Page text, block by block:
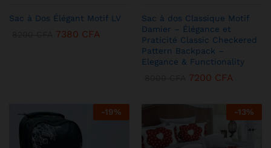
Sac à Dos Élégant Motif LV
7380 CFA
Sac à dos Classique Motif
Damier – Élégance et
Praticité Classic Checkered
Pattern Backpack –
Elegance & Functionality
7200 CFA
-19% -13%